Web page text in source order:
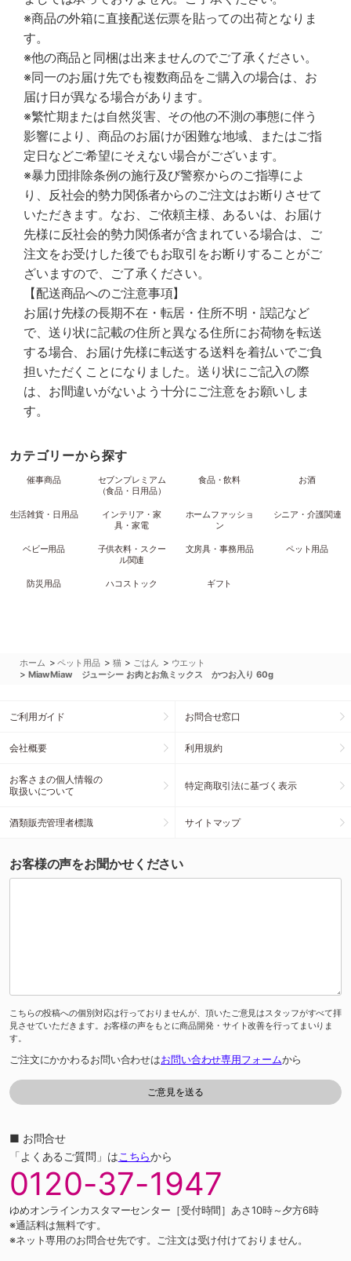
※商品の外箱に直接配送伝票を貼っての出荷となりま
す。
※他の商品と同梱は出来ませんのでご了承ください。
※同一のお届け先でも複数商品をご購入の場合は、お
届け日が異なる場合があります。
※繁忙期または自然災害、その他の不測の事態に伴う
影響により、商品のお届けが困難な地域、またはご指
定日などご希望にそえない場合がございます。
※暴力団排除条例の施行及び警察からのご指導によ
り、反社会的勢力関係者からのご注文はお断りさせて
いただきます。なお、ご依頼主様、あるいは、お届け
先様に反社会的勢力関係者が含まれている場合は、ご
注文をお受けした後でもお取引をお断りすることがご
ざいますので、ご了承ください。
【配送商品へのご注意事項】
お届け先様の長期不在・転居・住所不明・誤記など
で、送り状に記載の住所と異なる住所にお荷物を転送
する場合、お届け先様に転送する送料を着払いでご負
担いただくことになりました。送り状にご記入の際
は、お間違いがないよう十分にご注意をお願いしま
す。
カテゴリーから探す
催事商品
セブンプレミアム
（食品・日用品）
食品・飲料 お酒
生活雑貨・日用品
インテリア・家
具・家電
ホームファッショ
ン
シニア・介護関連
ベビー用品
子供衣料・スクー
ル関連
文房具・事務用品 ペット用品
防災用品 ハコストック ギフト
ホーム >ペット用品 > 猫 > ごはん > ウエット
> MiawMiaw ジューシー お肉とお魚ミックス かつお入り 60g
ご利用ガイド お問合せ窓口
会社概要 利用規約
お客さまの個人情報の
取扱いについて
特定商取引法に基づく表示
酒類販売管理者標識 サイトマップ
お客様の声をお聞かせください
こちらの投稿への個別対応は行っておりませんが、頂いたご意見はスタッフがすべて拝
見させていただきます。お客様の声をもとに商品開発・サイト改善を行ってまいりま
す。
ご注文にかかわるお問い合わせはお問い合わせ専用フォームから
■ お問合せ
「よくあるご質問」はこちらから
0120-37-1947
ゆめオンラインカスタマーセンター［受付時間］あさ10時～夕方6時
※通話料は無料です。
※ネット専用のお問合せ先です。ご注文は受け付けておりません。